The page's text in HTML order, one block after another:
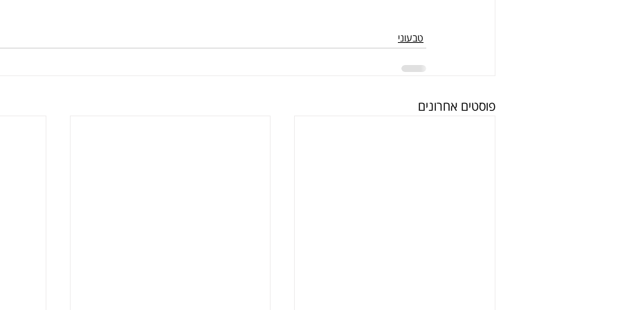
טבעוני
פוסטים אחרונים